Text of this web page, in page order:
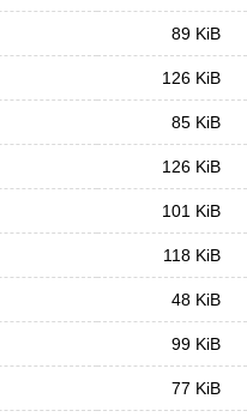
89 KiB
126 KiB
85 KiB
126 KiB
101 KiB
118 KiB
48 KiB
99 KiB
77 KiB